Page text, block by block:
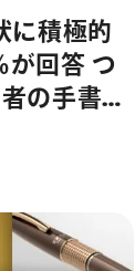
に積極的
が回答 つ
の手書き
ぺんてる